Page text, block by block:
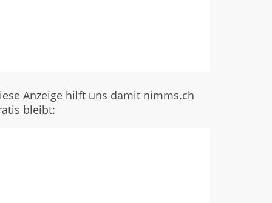
Anzeige hilft uns damit nimms.ch
bleibt: